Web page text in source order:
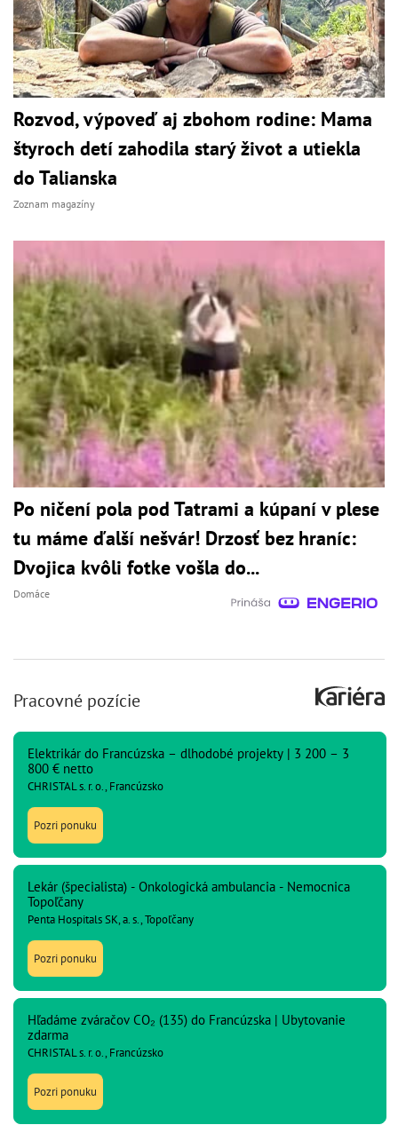
Rozvod, výpoveď aj zbohom rodine: Mama
štyroch detí zahodila starý život a utiekla
do Talianska
Zoznam magazíny
Po ničení pola pod Tatrami a kúpaní v plese
tu máme ďalší nešvár! Drzosť bez hraníc:
Dvojica kvôli fotke vošla do...
Domáce
Pracovné pozície
Elektrikár do Francúzska – dlhodobé projekty | 3 200 – 3
800 € netto
CHRISTAL s. r. o., Francúzsko
Pozri ponuku
Lekár (špecialista) - Onkologická ambulancia - Nemocnica
Topoľčany
Penta Hospitals SK, a. s., Topoľčany
Pozri ponuku
Hľadáme zváračov CO₂ (135) do Francúzska | Ubytovanie
zdarma
CHRISTAL s. r. o., Francúzsko
Pozri ponuku